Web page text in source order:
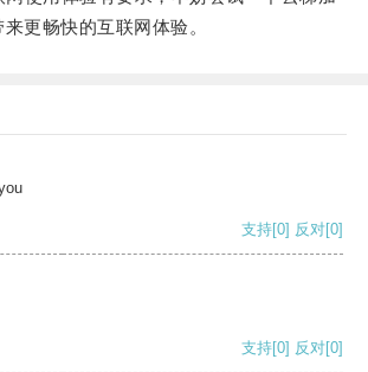
更畅快的互联网体验。
支持[0] 反对[0]
支持[0] 反对[0]